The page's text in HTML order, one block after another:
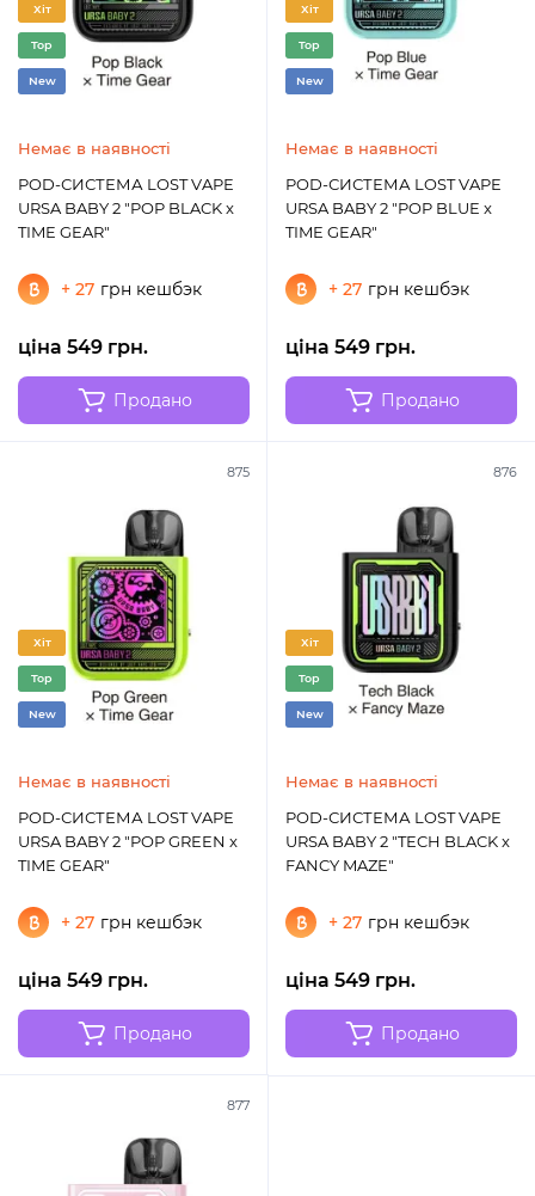
Хіт
Top
New
Немає в наявності
POD-СИСТЕМА LOST VAPE
URSA BABY 2 "POP BLACK x
TIME GEAR"
+ 27 грн кешбэк
ціна 549 грн.
Продано
Хіт
Top
New
Немає в наявності
POD-СИСТЕМА LOST VAPE
URSA BABY 2 "POP BLUE x
TIME GEAR"
+ 27 грн кешбэк
ціна 549 грн.
Продано
875
Хіт
Top
New
Немає в наявності
POD-СИСТЕМА LOST VAPE
URSA BABY 2 "POP GREEN x
TIME GEAR"
+ 27 грн кешбэк
ціна 549 грн.
Продано
876
Хіт
Top
New
Немає в наявності
POD-СИСТЕМА LOST VAPE
URSA BABY 2 "TECH BLACK x
FANCY MAZE"
+ 27 грн кешбэк
ціна 549 грн.
Продано
877